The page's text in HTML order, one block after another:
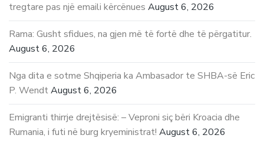
tregtare pas një emaili kërcënues August 6, 2026
Rama: Gusht sfidues, na gjen më të fortë dhe të përgatitur.
August 6, 2026
Nga dita e sotme Shqiperia ka Ambasador te SHBA-së Eric
P. WendtAugust 6, 2026
Emigranti thirrje drejtësisë: – Veproni siç bëri Kroacia dhe
Rumania, i futi në burg kryeministrat! August 6, 2026